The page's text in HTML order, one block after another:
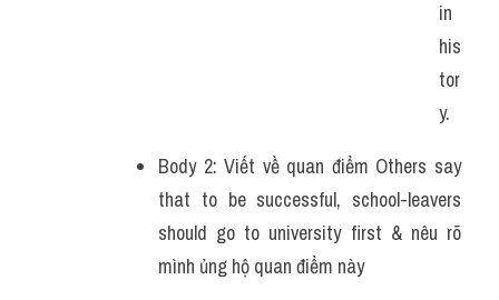
in
his
tor
y.
Body 2: Viết về quan điểm Others say
that to be successful, school-leavers
should go to university first & nêu rõ
mình ủng hộ quan điểm này